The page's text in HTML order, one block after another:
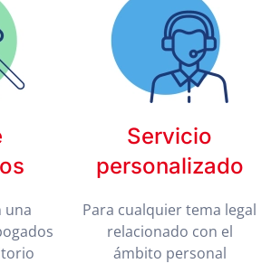
una
Servicio
personalizado
Para cualquier tema legal
relacionado con el
ámbito personal